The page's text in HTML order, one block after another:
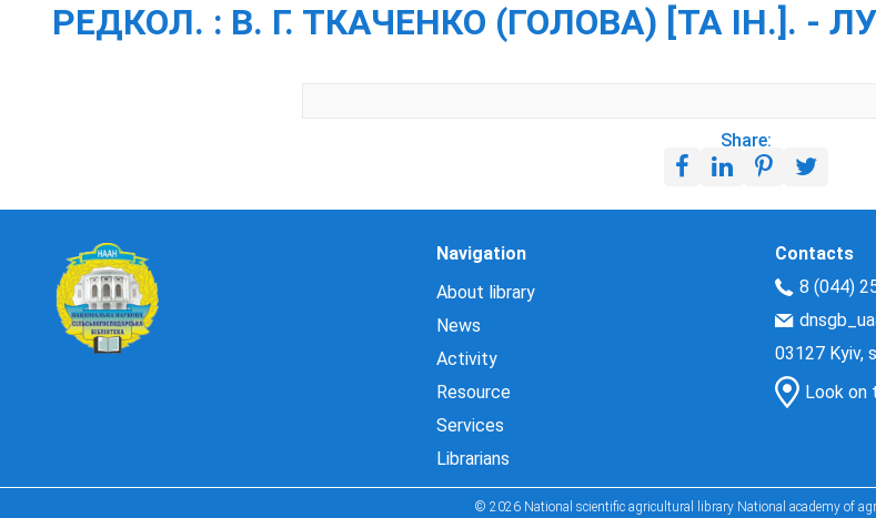
РЕДКОЛ. : В. Г. ТКАЧЕНКО (ГОЛОВА) [ТА ІН.]. -
Share:
Navigation
About library
News
Activity
Resource
Services
Librarians
Contacts
8 (044)
03127 Kyiv,
Look on
© 2026 National scientific agricultural library National academy of